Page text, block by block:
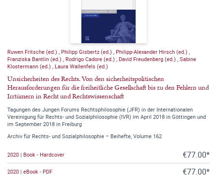
Ruwen Fritsche (ed.) Philipp Gisbertz (ed.) Philipp-Alexander Hirsch (ed.)
Franziska Bantlin (ed.)
Rodrigo Cadore (ed.) David Freudenberg (ed.) Sabine
Klostermann (ed.)
Laura Wallenfels (ed.)
Unsicherheiten des Rechts. Von den sicherheitspolitischen
Herausforderungen für die freiheitliche Gesellschaft bis zu den Fehlern und
Irrtümern in Recht und Rechtswissenschaft
Tagungen des Jungen Forums Rechtsphilosophie (JFR) in der Internationalen
Vereinigung für Rechts- und Sozialphilosophie (IVR) im April 2018 in Göttingen und
im September 2018 in Freiburg
Archiv für Rechts- und Sozialphilosophie – Beihefte, Volume 162
2020 | Book - Hardcover €77.00*
2020 | eBook - PDF €77.00*